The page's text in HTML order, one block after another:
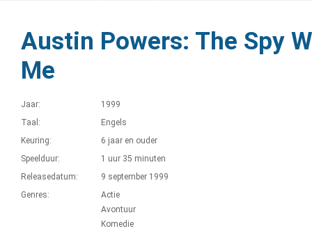
Austin Powers: The Spy
Me
Jaar:
1999
Taal:
Engels
Keuring:
6 jaar en ouder
Speelduur:
1 uur 35 minuten
Releasedatum:
9 september 1999
Genres:
Actie
Avontuur
Komedie